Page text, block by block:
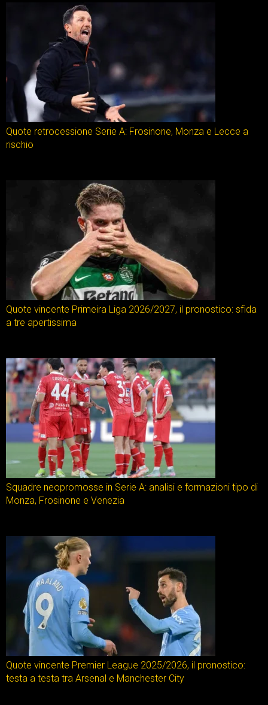
Quote retrocessione Serie A: Frosinone, Monza e Lecce a
rischio
Quote vincente Primeira Liga 2026/2027, il pronostico: sfida
a tre apertissima
Squadre neopromosse in Serie A: analisi e formazioni tipo di
Monza, Frosinone e Venezia
Quote vincente Premier League 2025/2026, il pronostico:
testa a testa tra Arsenal e Manchester City